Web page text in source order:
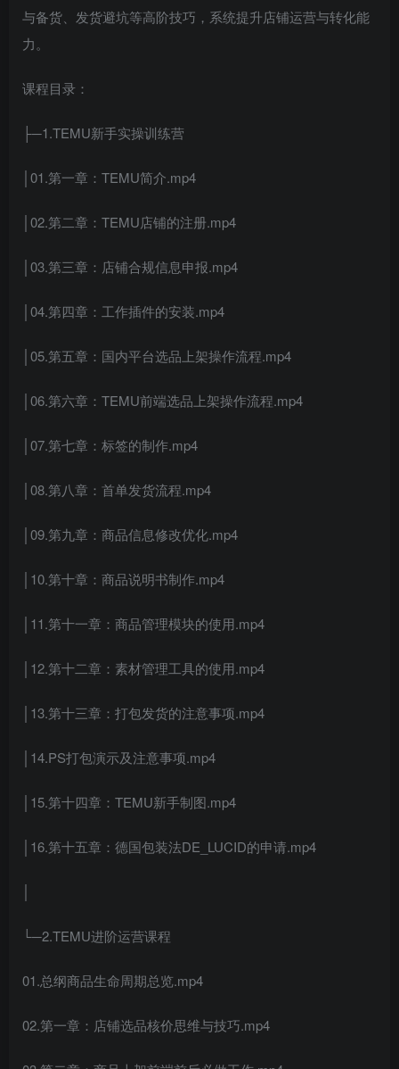
与备货、发货避坑等高阶技巧，系统提升店铺运营与转化能
力。
课程目录：
├─1.TEMU新手实操训练营
│01.第一章：TEMU简介.mp4
│02.第二章：TEMU店铺的注册.mp4
│03.第三章：店铺合规信息申报.mp4
│04.第四章：工作插件的安装.mp4
│05.第五章：国内平台选品上架操作流程.mp4
│06.第六章：TEMU前端选品上架操作流程.mp4
│07.第七章：标签的制作.mp4
│08.第八章：首单发货流程.mp4
│09.第九章：商品信息修改优化.mp4
│10.第十章：商品说明书制作.mp4
│11.第十一章：商品管理模块的使用.mp4
│12.第十二章：素材管理工具的使用.mp4
│13.第十三章：打包发货的注意事项.mp4
│14.PS打包演示及注意事项.mp4
│15.第十四章：TEMU新手制图.mp4
│16.第十五章：德国包装法DE_LUCID的申请.mp4
└─2.TEMU进阶运营课程
01.总纲商品生命周期总览.mp4
02.第一章：店铺选品核价思维与技巧.mp4